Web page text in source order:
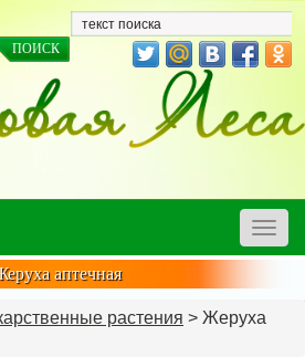
Toggle
аптечная
растения > Жеруха